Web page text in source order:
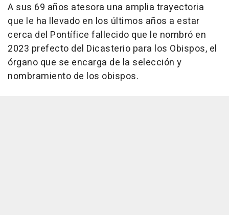
A sus 69 años atesora una amplia trayectoria
que le ha llevado en los últimos años a estar
cerca del Pontífice fallecido que le nombró en
2023 prefecto del Dicasterio para los Obispos, el
órgano que se encarga de la selección y
nombramiento de los obispos.